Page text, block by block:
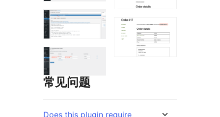
常见问题
Does this plugin require